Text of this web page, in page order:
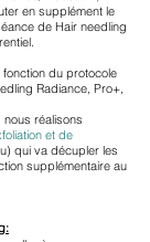
en supplément le
de Hair needling
du protocole
Radiance, Pro+,
réalisons
et de
qui va décupler les
supplémentaire au